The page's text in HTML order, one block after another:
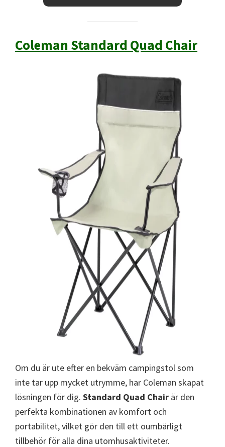
Coleman Standard Quad Chair
Om du är ute efter en bekväm campingstol som
inte tar upp mycket utrymme, har Coleman skapat
lösningen för dig. Standard Quad Chair är den
perfekta kombinationen av komfort och
portabilitet, vilket gör den till ett oumbärligt
tillbehör för alla dina utomhusaktiviteter.